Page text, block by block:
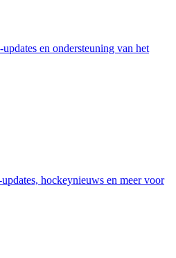
en ondersteuning van het
hockeynieuws en meer voor